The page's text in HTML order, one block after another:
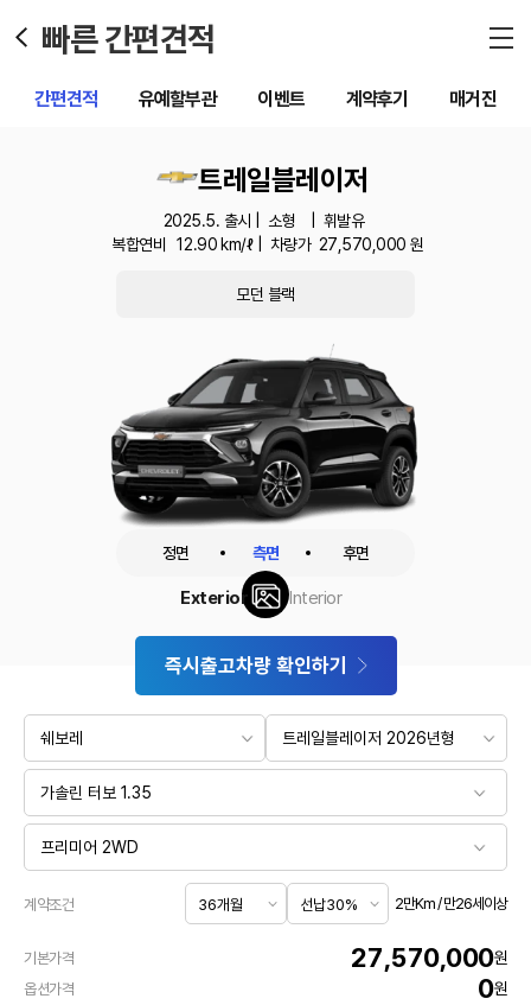
빠른 간편견적
간편견적 유예할부관 이벤트 계약후기 매거진
트레일블레이저
2025.5. 출시 | 소형
휘발유
복합연비
12.90 km/ℓ | 차량가 27,570,000 원
모던 블랙
정면 측면 후면
Exterior Interior
즉시출고차량 확인하기
계약조건 2만Km / 만26세이상
기본가격 27,570,000원
옵션가격 0원